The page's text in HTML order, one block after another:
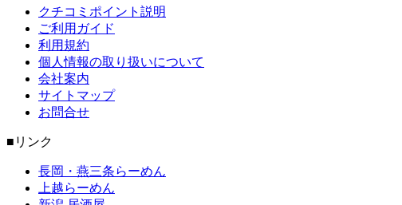
クチコミポイント説明
ご利用ガイド
利用規約
個人情報の取り扱いについて
会社案内
サイトマップ
お問合せ
■リンク
長岡・燕三条らーめん
上越らーめん